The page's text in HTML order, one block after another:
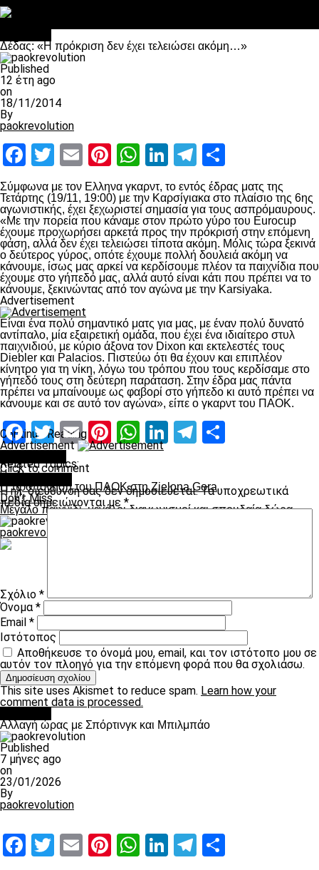
Δέδας: «Η πρόκριση δεν έχει τελειώσει ακόμη…»
Published
12 έτη ago
on
18/11/2014
By
paokrevolution
Facebook
Twitter
EmailPinterest
WhatsApp
LinkedIn
Telegram
Σύμφωνα με τον Ελληνα γκαρντ, το εντός έδρας ματς της
Τετάρτης (19/11, 19:00) με την Καρσίγιακα στο πλαίσιο της 6ης
αγωνιστικής, έχει ξεχωριστεί σημασία για τους ασπρόμαυρους.
«Με την πορεία που κάναμε στον πρώτο γύρο του Eurocup
έχουμε προχωρήσει αρκετά προς την πρόκρισή στην επόμενη
φάση, αλλά δεν έχει τελειώσει τίποτα ακόμη. Μόλις τώρα ξεκινά
ο δεύτερος γύρος, οπότε έχουμε πολλή δουλειά ακόμη να
κάνουμε, ίσως μας αρκεί να κερδίσουμε πλέον τα παιχνίδια που
έχουμε στο γήπεδό μας, αλλά αυτό είναι κάτι που πρέπει να το
κάνουμε, ξεκινώντας από τον αγώνα με την Karsiyaka.
Advertisement
Είναι ένα πολύ σημαντικό ματς για μας, με έναν πολύ δυνατό
αντίπαλο, μία εξαιρετική ομάδα, που έχει ένα ιδιαίτερο στυλ
παιχνιδιού, με κύριο άξονα τον Dixon και εκτελεστές τους
Diebler και Palacios. Πιστεύω ότι θα έχουν και επιπλέον
κίνητρο για τη νίκη, λόγω του τρόπου που τους κερδίσαμε στο
γήπεδό τους στη δεύτερη παράταση. Στην έδρα μας πάντα
πρέπει να μπαίνουμε ως φαβορί στο γήπεδο κι αυτό πρέπει να
κάνουμε και σε αυτό τον αγώνα», είπε ο γκαρντ του ΠΑΟΚ.
Facebook
Twitter
EmailPinterest
WhatsApp
LinkedIn
Telegram
Related Topics:
Up Next
Η προπόνηση του ΠΑΟΚ στη Zielona Gora
Don't Miss
Μεγάλο παιχνίδι, μεγάλοι διαγωνισμοί και σπουδαία δώρα
paokrevolution
Continue Reading
Advertisement
Click to comment
Η ηλ. διεύθυνση σας δεν δημοσιεύεται. Τα υποχρεωτικά
πεδία σημειώνονται με *
Σχόλιο *
Όνομα*
Email *
Ιστότοπος
Αποθήκευσε το όνομά μου, email, και τον ιστότοπο μου σε
αυτόν τον πλοηγό για την επόμενη φορά που θα σχολιάσω.
This site uses Akismet to reduce spam. Learn how your
comment data is processed.
Αλλαγή ώρας με Σπόρτινγκ και Μπιλμπάο
Published
7 μήνες ago
on
23/01/2026
By
paokrevolution
Facebook
Twitter
EmailPinterest
WhatsApp
LinkedIn
Telegram